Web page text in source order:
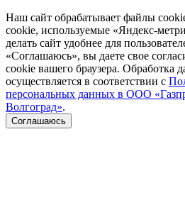
Наш сайт обрабатывает файлы
cookie, используемые «Яндекс-
делать сайт удобнее для
«Соглашаюсь», вы даете свое
cookie вашего браузера. Обработка
осуществляется в соответствии с
персональных данных в ООО
Волгоград».
Соглашаюсь